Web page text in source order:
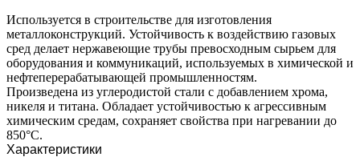
Используется в строительстве для изготовления
металлоконструкций. Устойчивость к воздействию газовых
сред делает нержавеющие трубы превосходным сырьем для
оборудования и коммуникаций, используемых в химической и
нефтеперерабатывающей промышленностям.
Произведена из углеродистой стали с добавлением хрома,
никеля и титана. Обладает устойчивостью к агрессивным
химическим средам, сохраняет свойства при нагревании до
850°C.
Характеристики